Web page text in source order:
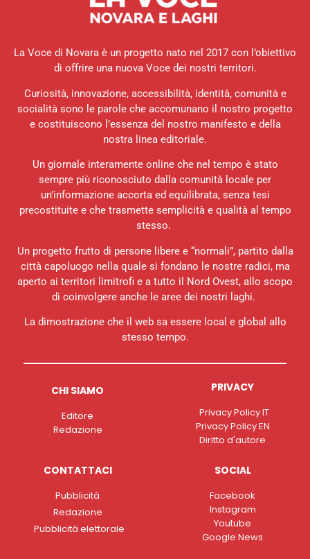
La Voce di Novara è un progetto nato nel 2017 con l’obiettivo
di offrire una nuova Voce dei nostri territori.
Curiosità, innovazione, accessibilità, identità, comunità e
socialità sono le parole che accomunano il nostro progetto
e costituiscono l’essenza del nostro manifesto e della
nostra linea editoriale.
Un giornale interamente online che nel tempo è stato
sempre più riconosciuto dalla comunità locale per
un’informazione accorta ed equilibrata, senza tesi
precostituite e che trasmette semplicità e qualità al tempo
stesso.
Un progetto frutto di persone libere e “normali”, partito dalla
città capoluogo nella quale si fondano le nostre radici, ma
aperto ai territori limitrofi e a tutto il Nord Ovest, allo scopo
di coinvolgere anche le aree dei nostri laghi.
La dimostrazione che il web sa essere local e global allo
stesso tempo.
CHI SIAMO
Editore
Redazione
PRIVACY
Privacy Policy IT
Privacy Policy EN
Diritto d'autore
CONTATTACI
Pubblicità
Redazione
Pubblicità elettorale
SOCIAL
Facebook
Instagram
Youtube
Google News